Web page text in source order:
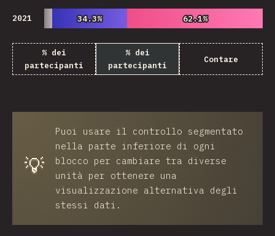
2021 34.3%
34.3% 62.1%
62.1%
% dei
partecipanti
% dei
partecipanti
Contare
💡
Puoi usare il controllo segmentato
nella parte inferiore di ogni
blocco per cambiare tra diverse
unità per ottenere una
visualizzazione alternativa degli
stessi dati.